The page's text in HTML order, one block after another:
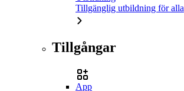
Tillgänglig utbildning för alla
Tillgångar
App